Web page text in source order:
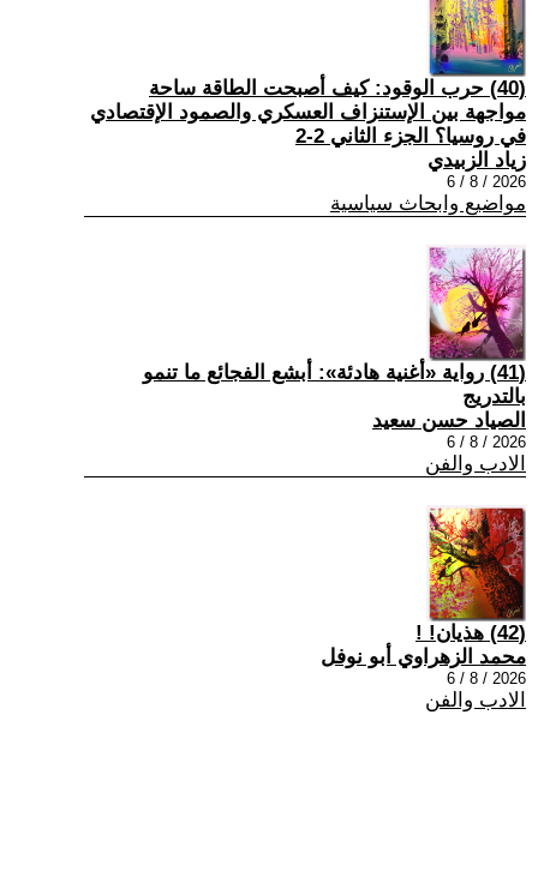
(40) حرب الوقود: كيف أصبحت الطاقة ساحة
مواجهة بين الإستنزاف العسكري والصمود الإقتصادي
في روسيا؟ الجزء الثاني 2-2
زياد الزبيدي
2026 / 8 / 6
مواضيع وابحاث سياسية
(41) رواية «أغنية هادئة»: أبشع الفجائع ما تنمو
بالتدريج
الصياد حسن سعيد
2026 / 8 / 6
الادب والفن
(42) هذيان! !
محمد الزهراوي أبو نوفل
2026 / 8 / 6
الادب والفن